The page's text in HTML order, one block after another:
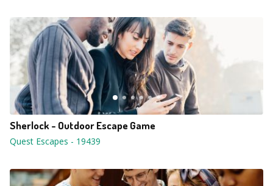
Sherlock - Outdoor Escape Game
Quest Escapes - 19439